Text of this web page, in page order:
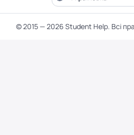
© 2015 — 2026 Student Help. Всі